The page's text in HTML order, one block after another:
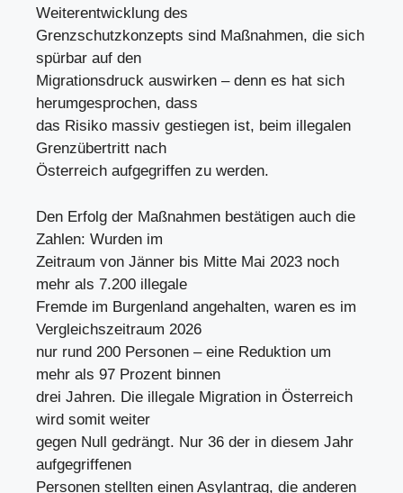
Weiterentwicklung des
Grenzschutzkonzepts sind Maßnahmen, die sich
spürbar auf den
Migrationsdruck auswirken – denn es hat sich
herumgesprochen, dass
das Risiko massiv gestiegen ist, beim illegalen
Grenzübertritt nach
Österreich aufgegriffen zu werden.
Den Erfolg der Maßnahmen bestätigen auch die
Zahlen: Wurden im
Zeitraum von Jänner bis Mitte Mai 2023 noch
mehr als 7.200 illegale
Fremde im Burgenland angehalten, waren es im
Vergleichszeitraum 2026
nur rund 200 Personen – eine Reduktion um
mehr als 97 Prozent binnen
drei Jahren. Die illegale Migration in Österreich
wird somit weiter
gegen Null gedrängt. Nur 36 der in diesem Jahr
aufgegriffenen
Personen stellten einen Asylantrag, die anderen